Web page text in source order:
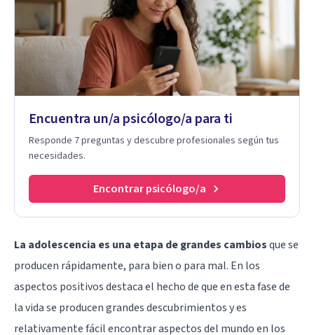
Encuentra un/a psicólogo/a para ti
Responde 7 preguntas y descubre profesionales según tus
necesidades.
Encontrar psicólogo/a
La adolescencia es una etapa de grandes cambiosque se
producen rápidamente, para bien o para mal. En los
aspectos positivos destaca el hecho de que en esta fase de
la vida se producen grandes descubrimientos y es
relativamente fácil encontrar aspectos del mundo en los